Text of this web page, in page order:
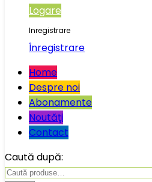
Logare
Inregistrare
Înregistrare
Home
Despre noi
Abonamente
Noutăţi
Contact
Caută după: